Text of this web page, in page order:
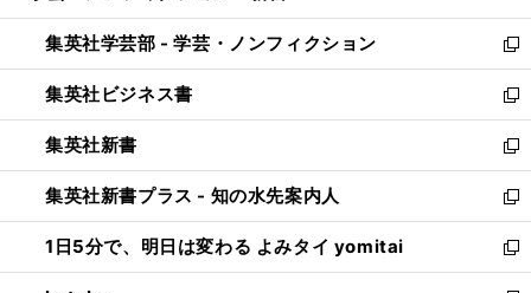
開
く
ウ
で
開
く
ン
ド
ウ
で
開
く
ウ
ィ
ン
ド
ウ
で
開
く
集英社学芸部 - 学芸・ノンフィクション
新
し
い
ウ
ィ
ン
ド
ウ
で
開
集英社ビジネス書
新
し
い
ウ
ィ
ン
ド
ウ
集英社新書
新
し
い
ウ
ィ
ン
集英社新書プラス - 知の水先案内人
新
し
い
ウ
1日5分で、明日は変わる よみタイ yomitai
新
し